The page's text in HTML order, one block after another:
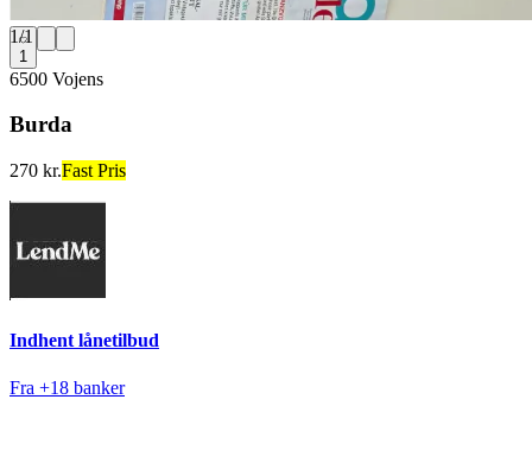
1/1
1
6500 Vojens
Burda
270 kr.Fast Pris
Indhent lånetilbud
Fra +18 banker